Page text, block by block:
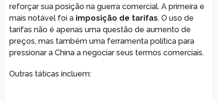
reforçar sua posição na guerra comercial. A primeira e
mais notável foi a imposição de tarifas. O uso de
tarifas não é apenas uma questão de aumento de
preços, mas também uma ferramenta política para
pressionar a China a negociar seus termos comerciais.
Outras táticas incluem: